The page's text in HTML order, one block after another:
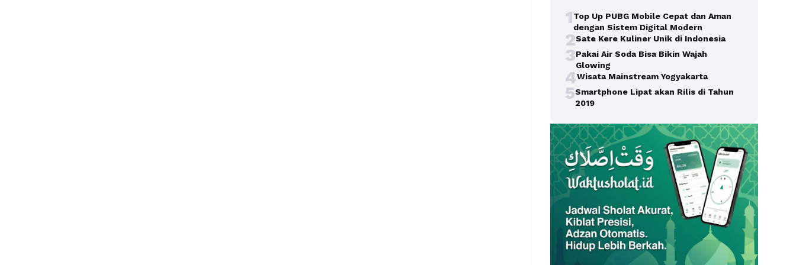
1Top Up PUBG Mobile Cepat dan Aman
dengan Sistem Digital Modern
2Sate Kere Kuliner Unik di Indonesia
3Pakai Air Soda Bisa Bikin Wajah
Glowing
4Wisata Mainstream Yogyakarta
5Smartphone Lipat akan Rilis di Tahun
2019